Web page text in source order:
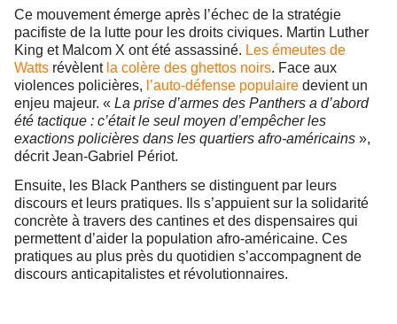
Ce mouvement émerge après l’échec de la stratégie
pacifiste de la lutte pour les droits civiques. Martin Luther
King et Malcom X ont été assassiné. Les émeutes de
Watts révèlent la colère des ghettos noirs. Face aux
violences policières, l’auto-défense populaire devient un
enjeu majeur. « La prise d’armes des Panthers a d’abord
été tactique : c’était le seul moyen d’empêcher les
exactions policières dans les quartiers afro-américains »,
décrit Jean-Gabriel Périot.
Ensuite, les Black Panthers se distinguent par leurs
discours et leurs pratiques. Ils s’appuient sur la solidarité
concrète à travers des cantines et des dispensaires qui
permettent d’aider la population afro-américaine. Ces
pratiques au plus près du quotidien s’accompagnent de
discours anticapitalistes et révolutionnaires.